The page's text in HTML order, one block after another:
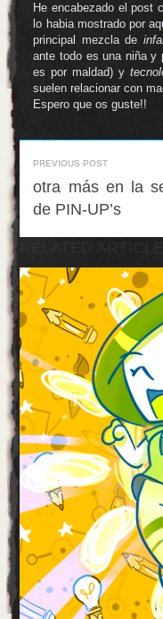
He encabezado el post
lo habia mostrado por
principal mezcla de
ante todo es una niña y
es por maldad) y
suelen relacionar con
Espero que os guste!!
PREVIOUS POST
otra más en la
de PIN-UP’s